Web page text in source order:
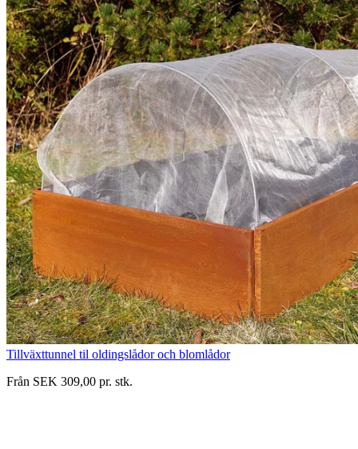
Tillväxttunnel til oldingslådor och blomlådor
Från SEK 309,00 pr. stk.